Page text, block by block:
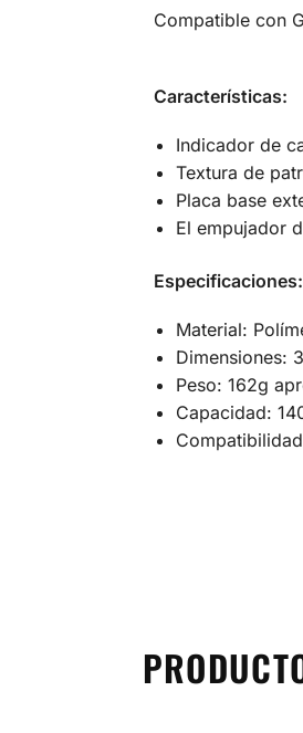
Compatible con
Características:
Indicador de
Textura de
Placa base
El empujador
Especificaciones:
Material:
Dimensiones:
Peso: 162g
Capacidad: